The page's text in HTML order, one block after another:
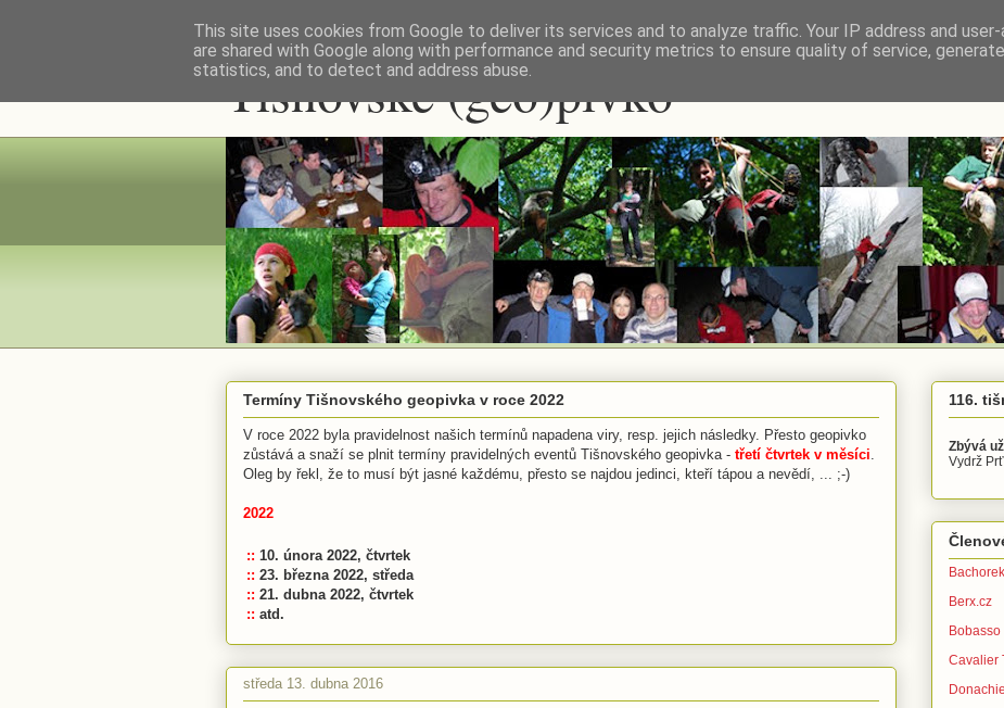
Tišnovské (geo)pivko
Termíny Tišnovského geopivka v roce 2022
V roce 2022 byla pravidelnost našich termínů napadena viry, resp. jejich následky. Přesto geopivko
zůstává a snaží se plnit termíny pravidelných eventů Tišnovského geopivka - třetí čtvrtek v měsíci.
Oleg by řekl, že to musí být jasné každému, přesto se najdou jedinci, kteří tápou a nevědí, ... ;-)
2022
:: 10. února 2022, čtvrtek
:: 23. března 2022, středa
:: 21. dubna 2022, čtvrtek
:: atd.
středa 13. dubna 2016
116.
Zbývá
Vydrž
Bachorek
Berx.cz
Bobasso
Cavalier
This site uses cookies from Google to deliver its services and to analyze traffic. Your IP address and
are shared with Google along with performance and security metrics to ensure quality of service,
statistics, and to detect and address abuse.